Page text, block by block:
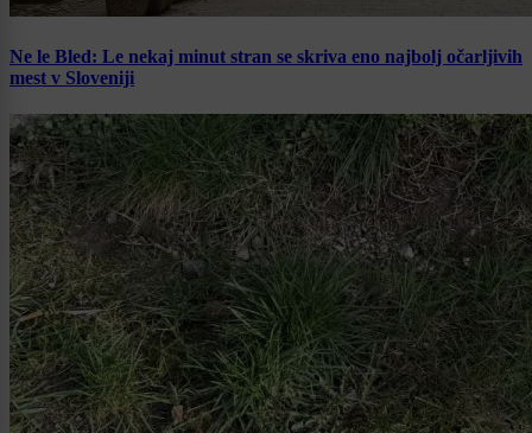
Ne le Bled: Le nekaj minut stran se skriva eno najbolj očarljivih
mest v Sloveniji